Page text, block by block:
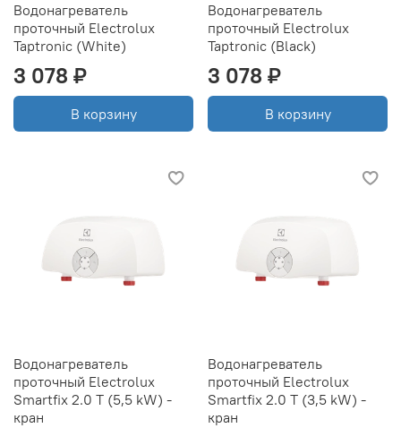
Водонагреватель
проточный Electrolux
Taptronic (White)
3 078 ₽
В корзину
Водонагреватель
проточный Electrolux
Taptronic (Black)
3 078 ₽
В корзину
Водонагреватель
проточный Electrolux
Smartfix 2.0 T (5,5 kW) -
кран
Водонагреватель
проточный Electrolux
Smartfix 2.0 T (3,5 kW) -
кран